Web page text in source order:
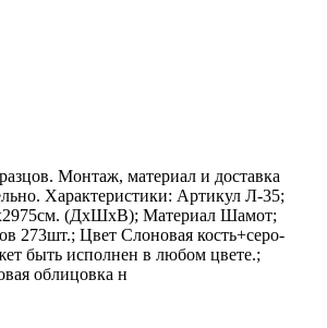
Монтаж, материал и доставка
Характеристики: Артикул Л-35;
(ДхШхВ); Материал Шамот;
273шт.; Цвет Слоновая кость+серо-
быть исполнен в любом цвете.;
облицовка н